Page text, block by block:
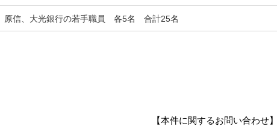
原信、大光銀行の若手職員 各5名 合計25名
【本件に関するお問い合わせ】